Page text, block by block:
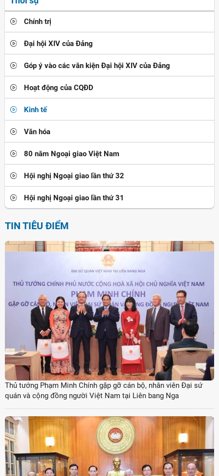
Chính trị
Đại hội XIV của Đảng
Góp ý vào các văn kiện Đại hội XIV của Đảng
Hoạt động của CQĐD
Kinh tế
Văn hóa
80 năm Ngoại giao Việt Nam
Hội nghị Ngoại giao lần thứ 32
Hội nghị Ngoại giao lần thứ 31
TIN TIÊU ĐIỂM
Thủ tướng Phạm Minh Chính gặp gỡ cán bộ, nhân viên Đại sứ
quán và cộng đồng người Việt Nam tại Liên bang Nga